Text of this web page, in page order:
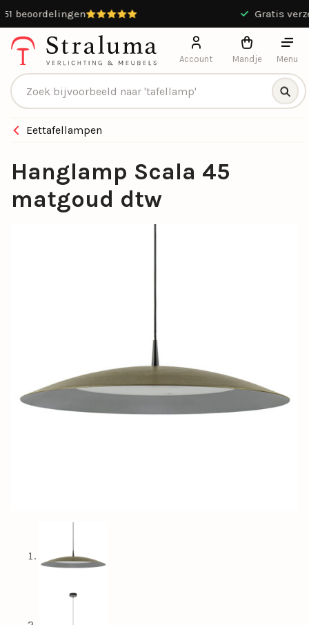
9.4 / 10 uit 13551 beoordelingen
Producten zoeken
Account Mandje Menu
Eettafellampen
Hanglamp Scala 45
matgoud dtw